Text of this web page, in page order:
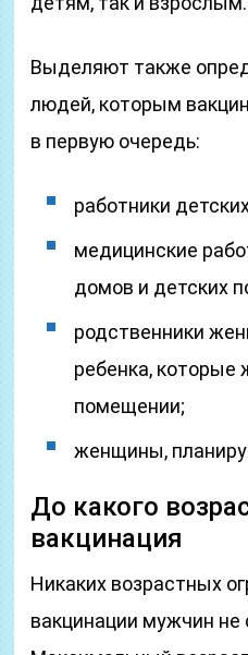
Выделяют также
людей, которым
в первую очередь:
работники
медицинские
домов и детских
родственники
ребенка, которые
помещении;
женщины,
До какого
вакцинация
Никаких возрастных
вакцинации мужчин не